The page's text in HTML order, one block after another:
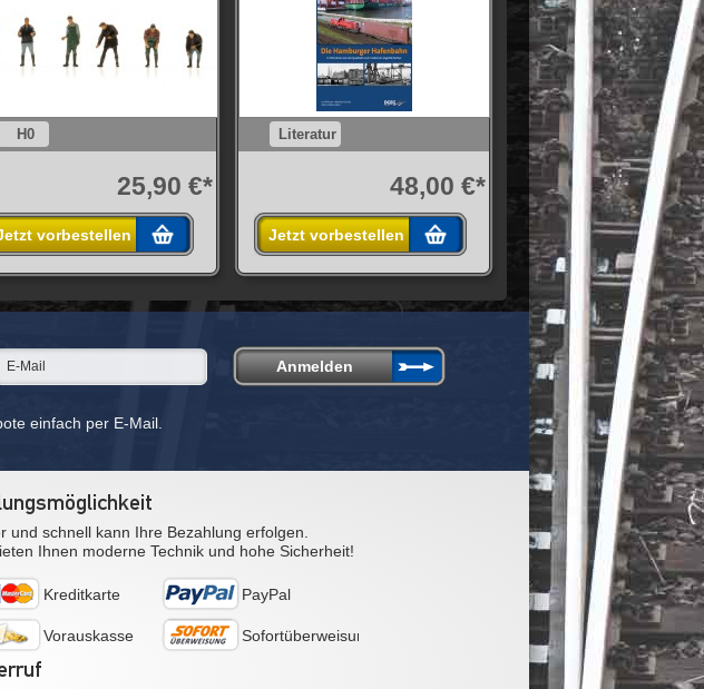
H0
25,90 €*
vorbestellen
Literatur
48,00 €*
Jetzt vorbestellen
einfach per E-Mail.
und schnell kann Ihre Bezahlung erfolgen.
Ihnen moderne Technik und hohe Sicherheit!
Kreditkarte PayPal
Vorauskasse Sofortüberweisung